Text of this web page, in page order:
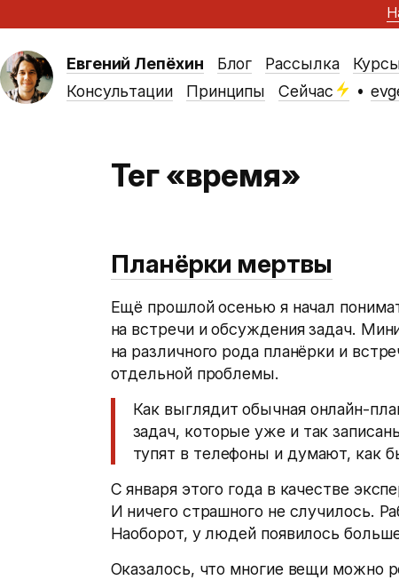
Евгений Лепёхин Блог Рассылка
Консультации
Принципы Сейчас •
Тег «время»
Планёрки мертвы
Ещё прошлой осенью я начал
на встречи и обсуждения задач.
на различного рода планёрки и
отдельной проблемы.
Как выглядит обычная онлайн-
задач, которые уже и так
тупят в телефоны и думают, как
С января этого года в качестве
И ничего страшного не случилось.
Наоборот, у людей появилось
Оказалось, что многие вещи можно